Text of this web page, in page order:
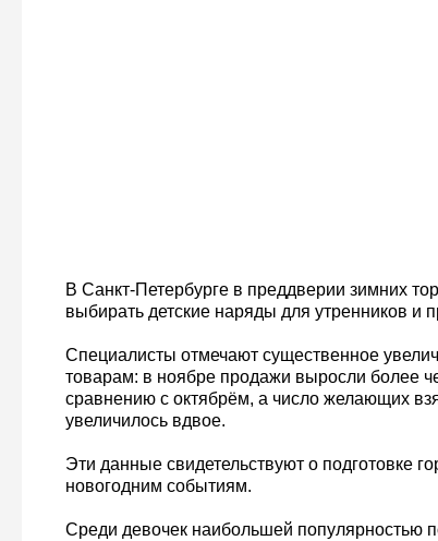
В Санкт-Петербурге в преддверии зимних
выбирать детские наряды для утренников и
Специалисты отмечают существенное
товарам: в ноябре продажи выросли более
сравнению с октябрём, а число желающих
увеличилось вдвое.
Эти данные свидетельствуют о подготовке
новогодним событиям.
Среди девочек наибольшей популярностью